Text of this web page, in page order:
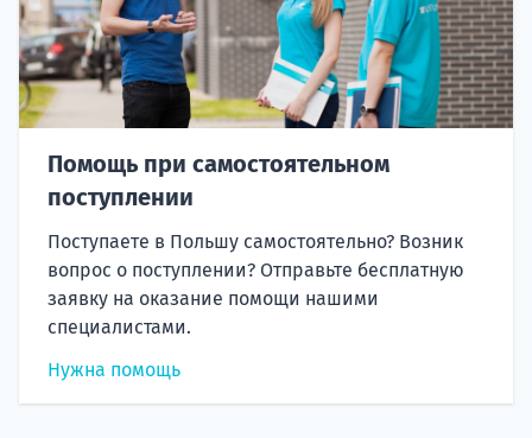
Помощь при самостоятельном
поступлении
Поступаете в Польшу самостоятельно? Возник
вопрос о поступлении? Отправьте бесплатную
заявку на оказание помощи нашими
специалистами.
Нужна помощь